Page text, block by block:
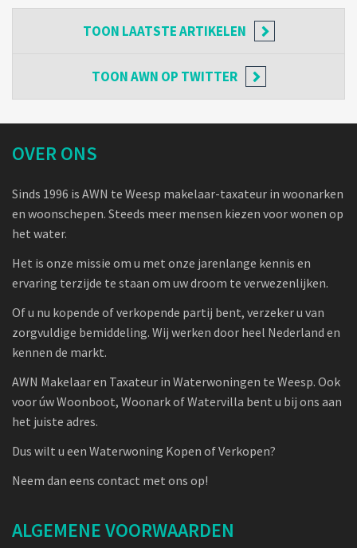
TOON LAATSTE ARTIKELEN
TOONAWN OP TWITTER
OVER ONS
Sinds 1996 is AWN te Weesp makelaar-taxateur in woonarken
en woonschepen. Steeds meer mensen kiezen voor wonen op
het water.
Het is onze missie om u met onze jarenlange kennis en
ervaring terzijde te staan om uw droom te verwezenlijken.
Of u nu kopende of verkopende partij bent, verzeker u van
zorgvuldige bemiddeling. Wij werken door heel Nederland en
kennen de markt.
AWN Makelaar en Taxateur in Waterwoningen te Weesp. Ook
voor úw Woonboot, Woonark of Watervilla bent u bij ons aan
het juiste adres.
Dus wilt u een Waterwoning Kopen of Verkopen?
Neem dan eens contact met ons op!
ALGEMENE VOORWAARDEN